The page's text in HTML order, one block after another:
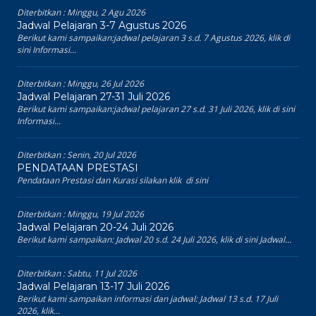
Diterbitkan :Minggu, 2 Agu 2026
Jadwal Pelajaran 3-7 Agustus 2026
Berikut kami sampaikan:jadwal pelajaran 3 s.d. 7 Agustus 2026, klik di
sini Informasi...
Diterbitkan :Minggu, 26 Jul 2026
Jadwal Pelajaran 27-31 Juli 2026
Berikut kami sampaikan:jadwal pelajaran 27 s.d. 31 Juli 2026, klik di sini
Informasi...
Diterbitkan :Senin, 20 Jul 2026
PENDATAAN PRESTASI
Pendataan Prestasi dan Kurasi silakan klik di sini
Diterbitkan :Minggu, 19 Jul 2026
Jadwal Pelajaran 20-24 Juli 2026
Berikut kami sampaikan: Jadwal 20 s.d. 24 Juli 2026, klik di sini Jadwal...
Diterbitkan :Sabtu, 11 Jul 2026
Jadwal Pelajaran 13-17 Juli 2026
Berikut kami sampaikan informasi dan jadwal: Jadwal 13 s.d. 17 Juli
2026, klik...